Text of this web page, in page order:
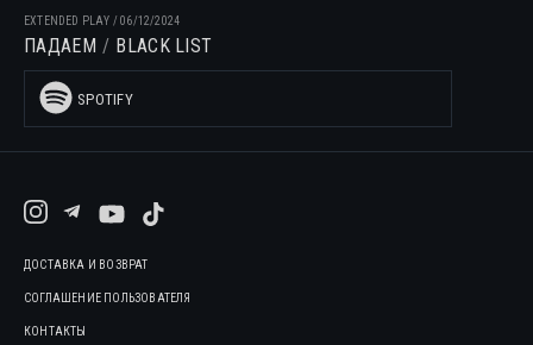
EXTENDED PLAY /06/12/2024
ПАДАЕМ BLACK LIST
SPOTIFY
ДОСТАВКА И ВОЗВРАТ
СОГЛАШЕНИЕ ПОЛЬЗОВАТЕЛЯ
КОНТАКТЫ